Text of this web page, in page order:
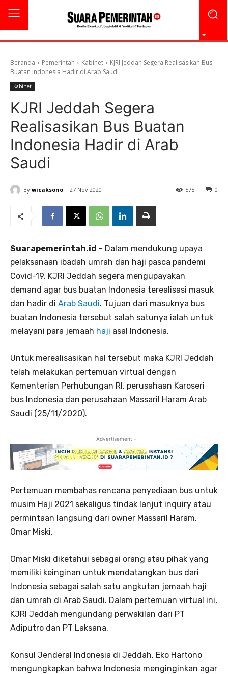
Beranda Pemerintah Kabinet
KJRI Jeddah Segera Realisasikan Bus
Buatan Indonesia Hadir di Arab Saudi
Kabinet
KJRI Jeddah Segera
Realisasikan Bus Buatan
Indonesia Hadir di Arab
Saudi
By wicaksono 27 Nov 2020 0
575
Suarapemerintah.id – Dalam mendukung upaya
pelaksanaan ibadah umrah dan haji pasca pandemi
Covid-19, KJRI Jeddah segera mengupayakan
demand agar bus buatan Indonesia terealisasi masuk
dan hadir di Arab Saudi. Tujuan dari masuknya bus
buatan Indonesia tersebut salah satunya ialah untuk
melayani para jemaah haji asal Indonesia.
Untuk merealisasikan hal tersebut maka KJRI Jeddah
telah melakukan pertemuan virtual dengan
Kementerian Perhubungan RI, perusahaan Karoseri
bus Indonesia dan perusahaan Massaril Haram Arab
Saudi (25/11/2020).
- Advertisement -
Pertemuan membahas rencana penyediaan bus untuk
musim Haji 2021 sekaligus tindak lanjut inquiry atau
permintaan langsung dari owner Massaril Haram,
Omar Miski,
Omar Miski diketahui sebagai orang atau pihak yang
memiliki keinginan untuk mendatangkan bus dari
Indonesia sebagai salah satu angkutan jemaah haji
dan umrah di Arab Saudi. Dalam pertemuan virtual ini,
KJRI Jeddah mengundang perwakilan dari PT
Adiputro dan PT Laksana.
Konsul Jenderal Indonesia di Jeddah, Eko Hartono
mengungkapkan bahwa Indonesia menginginkan agar